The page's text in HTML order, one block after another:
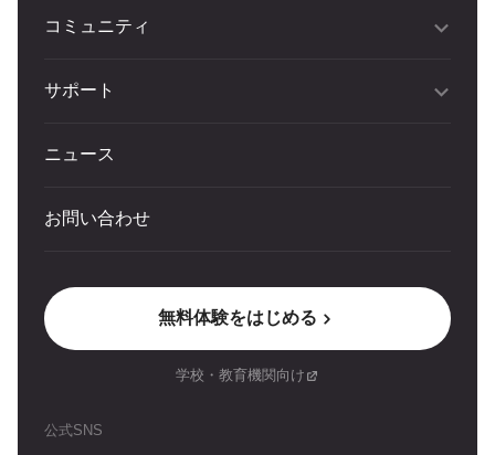
コミュニティ
サポート
ニュース
お問い合わせ
無料体験をはじめる
学校・教育機関向け
公式SNS